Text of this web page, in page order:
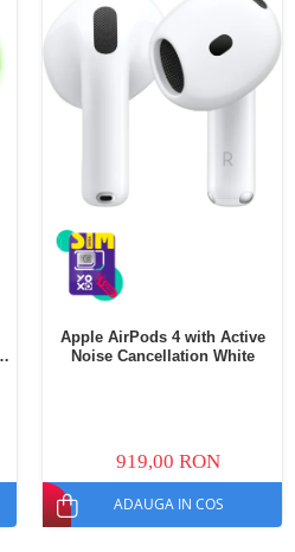
Apple AirPods 4 with Active
Noise Cancellation White
919,00 RON
ADAUGA IN COS